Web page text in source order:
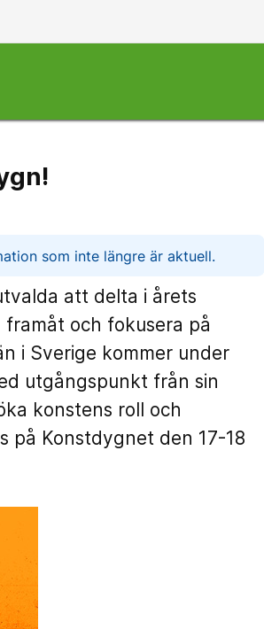
som inte längre är aktuell.
att delta i årets
och fokusera på
i Sverige kommer under
utgångspunkt från sin
konstens roll och
på Konstdygnet den 17-18